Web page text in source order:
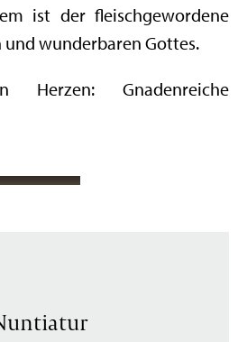
ist der fleischgewordene
und wunderbaren Gottes.
Gnadenreiche